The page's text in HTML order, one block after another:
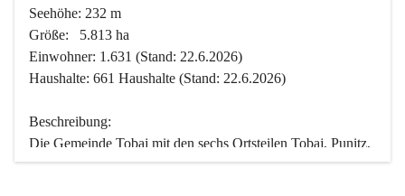
Seehöhe: 232 m
Größe:   5.813 ha
Einwohner: 1.631 (Stand: 22.6.2026)
Haushalte: 661 Haushalte (Stand: 22.6.2026)
Beschreibung:
Die Gemeinde Tobaj mit den sechs Ortsteilen Tobaj, Punitz,
Deutsch Tschantschendorf, Kroatisch Tschantschendorf,